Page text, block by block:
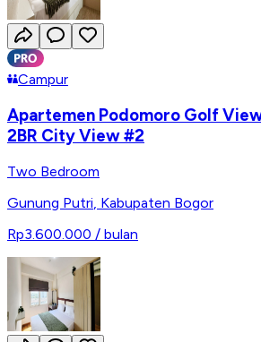
Campur
Apartemen Podomoro Golf
2BR City View #2
Two Bedroom
Gunung Putri Kabupaten Bogor
Rp3.600.000 / bulan